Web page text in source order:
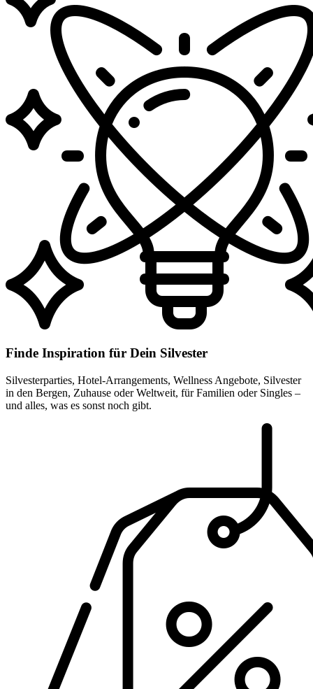
Finde Inspiration für Dein Silvester
Silvesterparties, Hotel-Arrangements, Wellness Angebote, Silvester
in den Bergen, Zuhause oder Weltweit, für Familien oder Singles –
und alles, was es sonst noch gibt.